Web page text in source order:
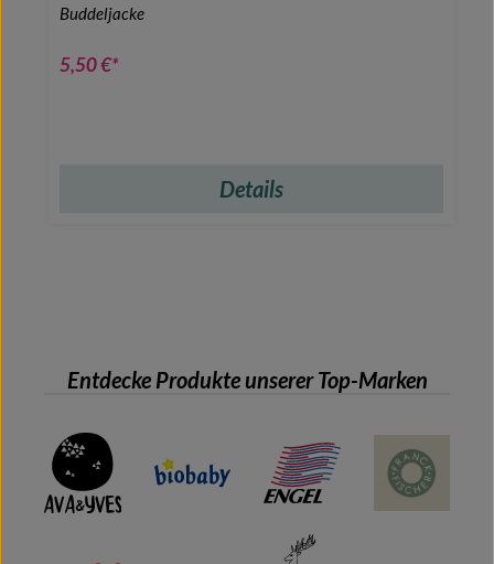
Buddeljacke
5,50 €*
Details
Entdecke Produkte unserer Top-Marken